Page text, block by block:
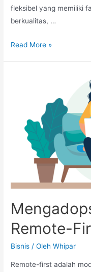
fleksibel yang memiliki
berkualitas, …
Tips
Fleksibel
Read More »
Remote-
Bisnis / OlehWhipar
Remote-first adalah